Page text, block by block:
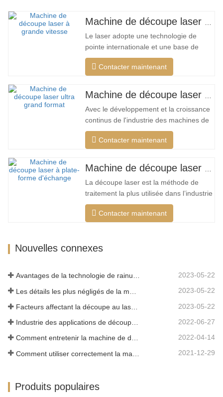
Le laser adopte une technologie de
pointe internationale et une base de
données de processus de découpe
unique, qui peut effectuer différentes
matériaux, optimiser la surface de
coupe, couper une plus large gamme de
matériaux, une vitesse plus rapide,
une…
Contacter maintenant
Avec le développement et la croissance
continus de l'industrie des machines de
découpe laser de mon pays, il existe de
plus en plus de types de machines de
machines de découpe laser sont
constamment enrichis, et la qualité des
produits fabriqués par les grandes…
Contacter maintenant
La découpe laser est la méthode de
traitement la plus utilisée dans l’industrie
du traitement au laser. Le faisceau
invisible remplace le couteau mécanique
d'une vitesse de coupe rapide, non
Contacter maintenant
Nouvelles connexes
Avantages de la technologie de rainurage laser 2023-05-22
2023-05-22
2023-05-22
2022-06-27
Comment entretenir la machine de découpe laser 2022-04-14
2021-12-29
Produits populaires